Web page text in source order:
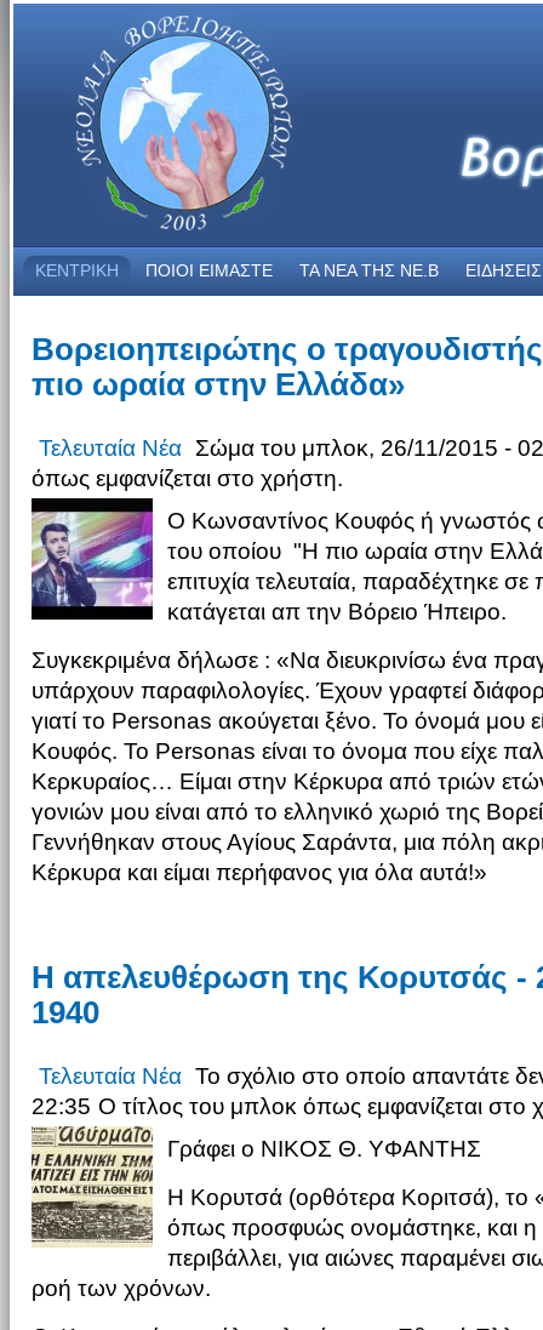
ΚΕΝΤΡΙΚΗ ΠΟΙΟΙ ΕΙΜΑΣΤΕ ΤΑ ΝΕΑ THΣ NE.B ΕΙΔΗΣΕΙΣ
Βορειοηπειρώτης ο
πιο ωραία στην Ελλάδα»
Τελευταία Νέα Σώμα του μπλοκ, 26/11/2015 -
όπως εμφανίζεται στο χρήστη.
Ο Κωνσαντίνος Κουφός ή γνωστός
του οποίου "Η πιο ωραία στην
επιτυχία τελευταία, παραδέχτηκε
κατάγεται απ την Βόρειο Ήπειρο.
Συγκεκριμένα δήλωσε : «Να διευκρινίσω ένα
υπάρχουν παραφιλολογίες. Έχουν γραφτεί
γιατί το Personas ακούγεται ξένο. Το όνομά μου
Κουφός. Το Personas είναι το όνομα που είχε
Κερκυραίος… Είμαι στην Κέρκυρα από τριών
γονιών μου είναι από το ελληνικό χωριό της
Γεννήθηκαν στους Αγίους Σαράντα, μια πόλη
Κέρκυρα και είμαι περήφανος για όλα αυτά!»
Η απελευθέρωση της Κορυτσάς -
1940
Τελευταία Νέα Το σχόλιο στο οποίο απαντάτε
22:35 Ο τίτλος του μπλοκ όπως εμφανίζεται στο
Γράφει ο NIKOΣ Θ. YΦANTHΣ
H Kορυτσά (ορθότερα Kοριτσά), το
όπως προσφυώς ονομάστηκε, και
περιβάλλει, για αιώνες παραμένει
ροή των χρόνων.